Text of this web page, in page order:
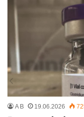
A B 19.06.2026